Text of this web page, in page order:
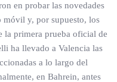
en probar las novedades
móvil y, por supuesto, los
la primera prueba oficial de
ha llevado a Valencia las
a lo largo del
en Bahrein, antes